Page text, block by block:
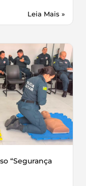
Leia Mais »
“Segurança